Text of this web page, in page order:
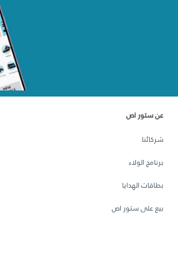
عن ستور اص
شركائنا
برنامج الولاء
بطاقات الهدايا
بيع على ستور اص